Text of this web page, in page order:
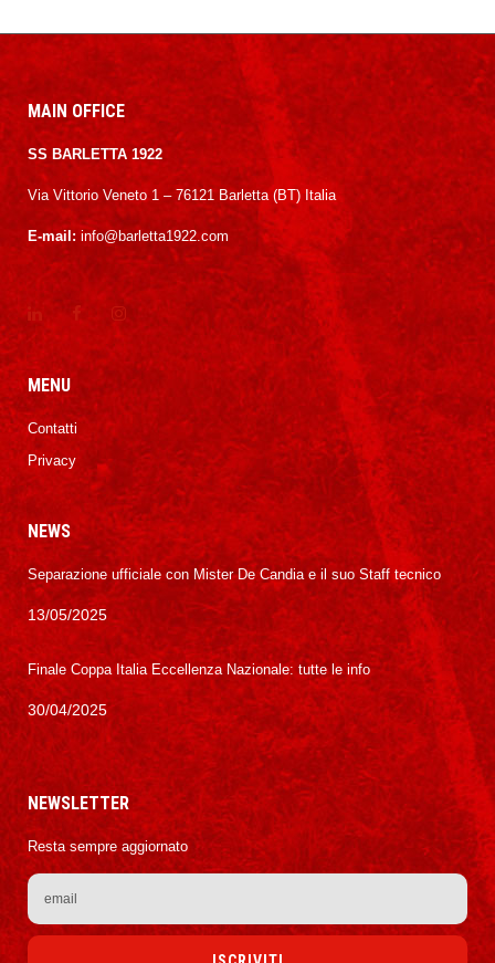
MAIN OFFICE
SS BARLETTA 1922
Via Vittorio Veneto 1 – 76121 Barletta (BT) Italia
E-mail: info@barletta1922.com
MENU
Contatti
Privacy
NEWS
Separazione ufficiale con Mister De Candia e il suo Staff tecnico
13/05/2025
Finale Coppa Italia Eccellenza Nazionale: tutte le info
30/04/2025
NEWSLETTER
Resta sempre aggiornato